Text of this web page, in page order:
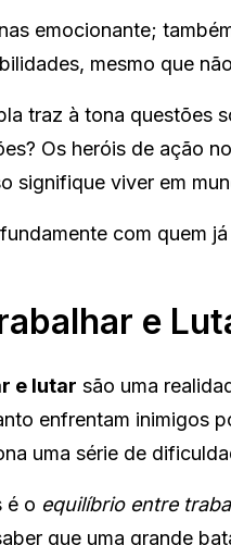
emocionante;
mesmo que
traz à tona questões
Os heróis de ação
signifique viver em
com quem
e
e lutar são uma
enfrentam inimigos
uma série de
é o equilíbrio entre
que uma grande